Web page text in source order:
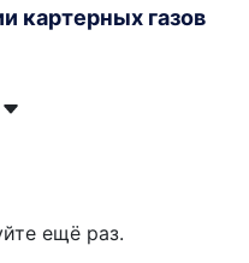
картерных газов
ещё раз.